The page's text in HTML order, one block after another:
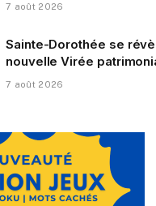
7 août 2026
Sainte-Dorothée se
nouvelle Virée
7 août 2026